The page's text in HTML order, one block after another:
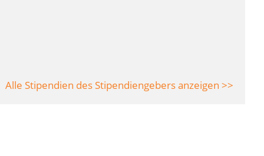
Alle Stipendien des Stipendiengebers anzeigen >>